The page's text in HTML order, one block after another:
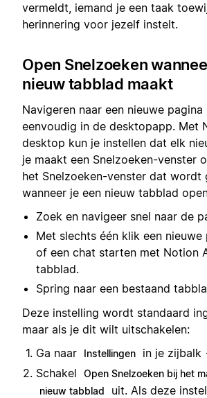
vermeldt, iemand je een taak
herinnering voor jezelf instelt.
Open Snelzoeken
nieuw tabblad maakt
Navigeren naar een nieuwe pagina
eenvoudig in de desktopapp. Met
desktop kun je instellen dat elk
je maakt een Snelzoeken-venster
het Snelzoeken-venster dat wordt
wanneer je een nieuw tabblad
Zoek en navigeer snel naar de
Met slechts één klik een nieuwe
of een chat starten met Notion
tabblad.
Spring naar een bestaand
Deze instelling wordt standaard
maar als je dit wilt uitschakelen:
Ga naar
Instellingen in je zijbalk
Schakel
Open Snelzoeken bij het
nieuw tabblad
uit. Als deze